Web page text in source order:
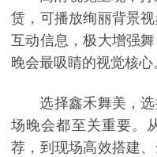
赁，可播放绚丽背景
互动信息，极大增强
晚会最吸睛的视觉核心
选择鑫禾舞美，
场晚会都至关重要。
荐，到现场高效搭建